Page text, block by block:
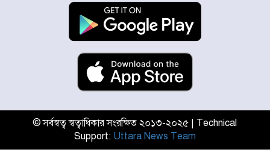
প্রত্যেক অপরাধীর বিচার এ দেশেই
হবে, সে যত শক্তিশালীই হোক না কেন,
চট্টগ্রামে জুলাই গণঅভ্যুত্থান দিবসে
প্রতিমন্ত্রী মীর হেলাল
আগামী ৫ দিন বৃষ্টির আভাস
হাসিনার বক্তব্য প্রচারে ভারতের সমর্থন
© সর্বস্বত্ব স্বত্বাধিকার সংরক্ষিত ২০১৩-২০২৫ | Technical
Support: Uttara News Team